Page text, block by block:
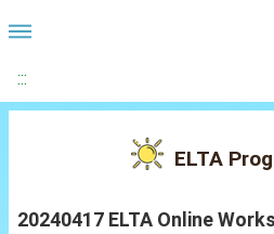
:::
ELTA
20240417 ELTA Online